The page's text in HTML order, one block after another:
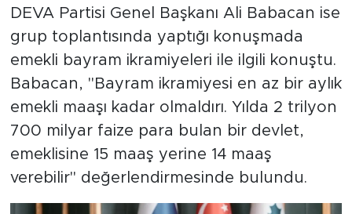
DEVA Partisi Genel Başkanı Ali Babacan ise
grup toplantısında yaptığı konuşmada
emekli bayram ikramiyeleri ile ilgili konuştu.
Babacan, "Bayram ikramiyesi en az bir aylık
emekli maaşı kadar olmaldırı. Yılda 2 trilyon
700 milyar faize para bulan bir devlet,
emeklisine 15 maaş yerine 14 maaş
verebilir" değerlendirmesinde bulundu.